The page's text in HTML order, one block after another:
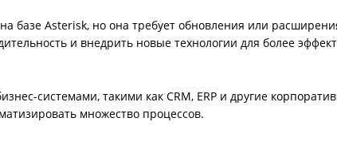
базе Asterisk, но она требует обновления или
и внедрить новые технологии для более
системами, такими как CRM, ERP и другие
множество процессов.